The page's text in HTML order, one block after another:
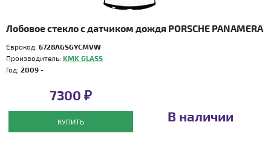
Лобовое стекло с датчиком дождя PORSCHE PANAMERA
Еврокод: 6728AGSGYCMVW
Производитель: KMK GLASS
Год: 2009 -
7300 ₽
КУПИТЬ В наличии